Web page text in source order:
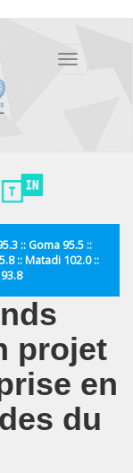
Toggle
:: Goma 95.5 ::
:: Matadi 102.0 ::
projet
en
du